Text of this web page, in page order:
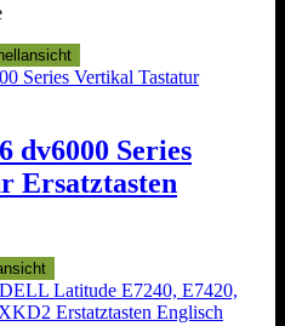
dv6000 Series
Ersatztasten